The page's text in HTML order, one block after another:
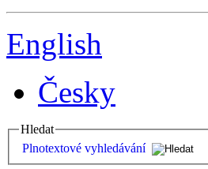
English
Česky
Hledat
Plnotextové vyhledávání